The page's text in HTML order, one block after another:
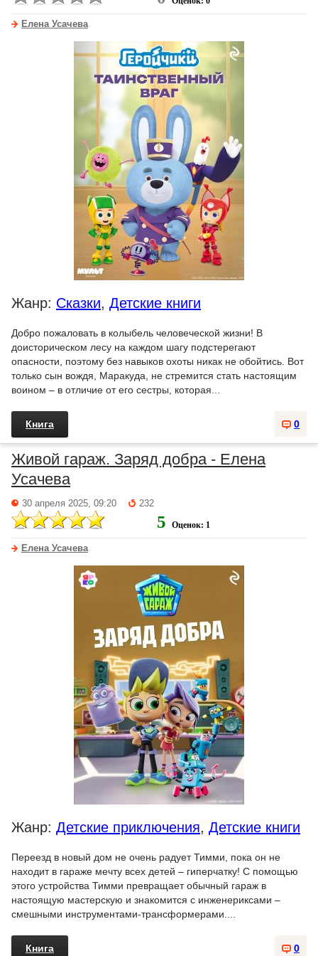
Елена Усачева
Жанр: Сказки, Детские книги
Добро пожаловать в колыбель человеческой жизни! В
доисторическом лесу на каждом шагу подстерегают
опасности, поэтому без навыков охоты никак не обойтись. Вот
только сын вождя, Маракуда, не стремится стать настоящим
воином – в отличие от его сестры, которая...
0
Книга
Живой гараж. Заряд добра - Елена
Усачева
30 апреля 2025, 09:20 232
5 Оценок: 1
Елена Усачева
Жанр: Детские приключения, Детские книги
Переезд в новый дом не очень радует Тимми, пока он не
находит в гараже мечту всех детей – гиперчатку! С помощью
этого устройства Тимми превращает обычный гараж в
настоящую мастерскую и знакомится с инженериксами –
смешными инструментами-трансформерами....
0
Книга